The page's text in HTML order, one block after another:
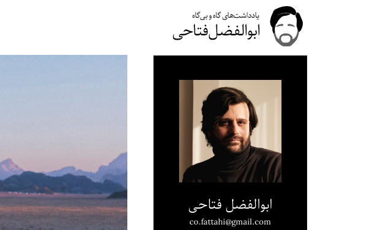
ابوالفضل فتاحی
co.fattahi@gmail.com